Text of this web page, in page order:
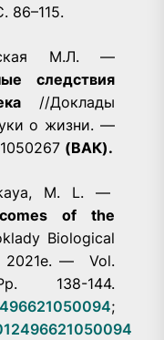
86–115.
М.Л. —
следствия
//Доклады
о жизни. —
(ВАК).
M. L. —
of the
Biological
2021е. — Vol.
144.
;